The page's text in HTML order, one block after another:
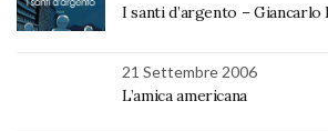
I santi d’argento – Giancarlo
21 Settembre 2006
L’amica americana